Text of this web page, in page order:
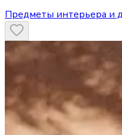
Предметы интерьера и